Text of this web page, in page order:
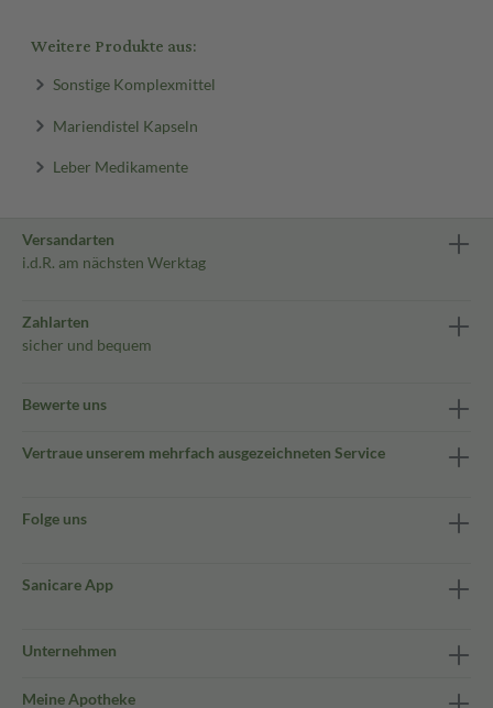
Weitere Produkte aus:
Sonstige Komplexmittel
Mariendistel Kapseln
Leber Medikamente
Versandarten
i.d.R. am nächsten Werktag
Zahlarten
sicher und bequem
Bewerte uns
Vertraue unserem mehrfach ausgezeichneten Service
Folge uns
Sanicare App
Unternehmen
Meine Apotheke